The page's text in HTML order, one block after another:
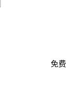
免费